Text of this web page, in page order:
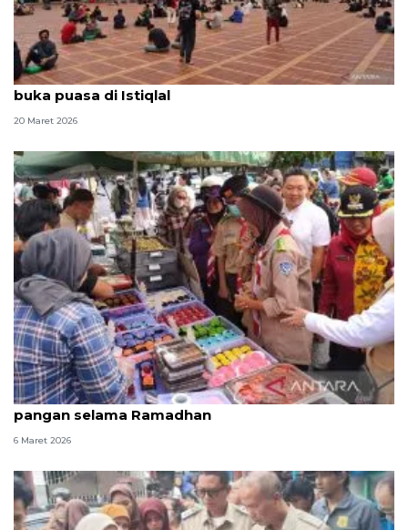
Penghujung Ramadhan, masyarakat tetap antusias
buka puasa di Istiqlal
20 Maret 2026
BBPOM Jakarta libatkan Pramuka awasi keamanan
pangan selama Ramadhan
6 Maret 2026